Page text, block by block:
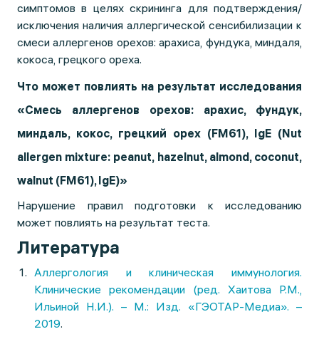
симптомов в целях скрининга для подтверждения/
исключения наличия аллергической сенсибилизации к
смеси аллергенов орехов: арахиса, фундука, миндаля,
кокоса, грецкого ореха.
Что может повлиять на результат исследования
«Смесь аллергенов орехов: арахис, фундук,
миндаль, кокос, грецкий орех (FM61), IgE (Nut
allergen mixture: peanut, hazelnut, almond, coconut,
walnut (FM61), IgE)»
Нарушение правил подготовки к исследованию
может повлиять на результат теста.
Литература
Аллергология и клиническая иммунология.
Клинические рекомендации (ред. Хаитова Р.М.,
Ильиной Н.И.). – М.: Изд. «ГЭОТАР-Медиа». –
2019.